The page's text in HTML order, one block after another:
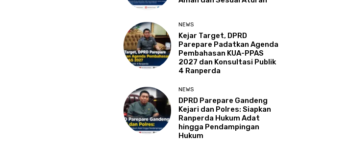
NEWS
Kejar Target, DPRD
Parepare Padatkan Agenda
Pembahasan KUA-PPAS
2027 dan Konsultasi Publik
4 Ranperda
NEWS
DPRD Parepare Gandeng
Kejari dan Polres: Siapkan
Ranperda Hukum Adat
hingga Pendampingan
Hukum